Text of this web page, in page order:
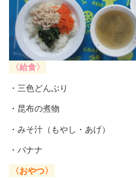
〈給食〉
・三色どんぶり
・昆布の煮物
・みそ汁（もやし・あげ）
・バナナ
〈おやつ〉